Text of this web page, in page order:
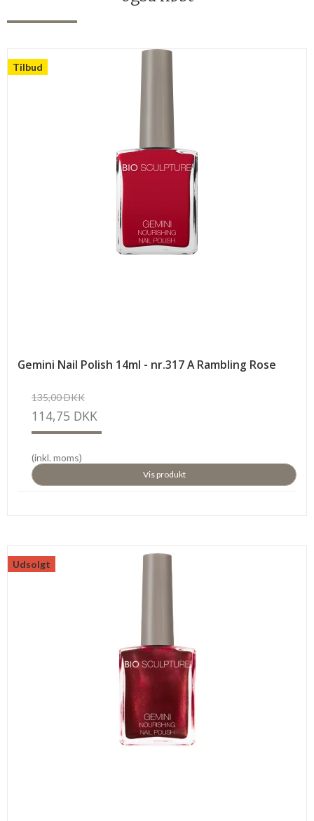
Tilbud
Gemini Nail Polish 14ml - nr.317 A Rambling Rose
135,00 DKK
114,75 DKK
(inkl. moms)
Vis produkt
Udsolgt